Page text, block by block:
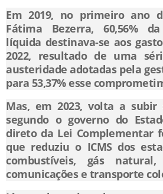
Em 2019, no primeiro ano
Fátima Bezerra, 60,56%
líquida destinava-se aos
2022, resultado de uma
austeridade adotadas pela
para 53,37% esse
Mas, em 2023, volta a subir
segundo o governo do
direto da Lei Complementar
que reduziu o ICMS dos
combustíveis, gás
comunicações e transporte